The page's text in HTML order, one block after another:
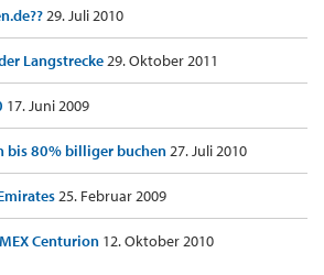
29. Juli 2010
Langstrecke29. Oktober 2011
17. Juni 2009
bis 80% billiger buchen27. Juli 2010
25. Februar 2009
Centurion 12. Oktober 2010